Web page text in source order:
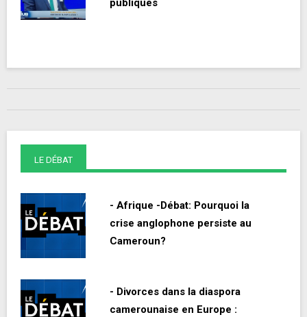
publiques
LE DÉBAT
- Afrique -Débat: Pourquoi la
crise anglophone persiste au
Cameroun?
- Divorces dans la diaspora
camerounaise en Europe :